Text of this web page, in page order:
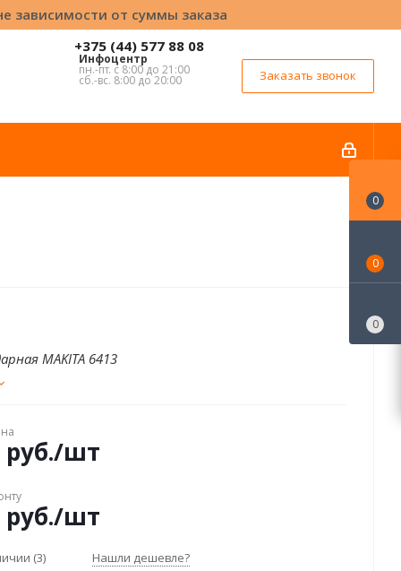
зависимости от суммы заказа
+375 (44) 577 88 08
Инфоцентр
пн.-пт. с 8:00 до 21:00
сб.-вс. 8:00 до 20:00 Заказать звонок
MAKITA 6413
руб./шт
руб./шт
(3) Нашли дешевле?
0
0
0